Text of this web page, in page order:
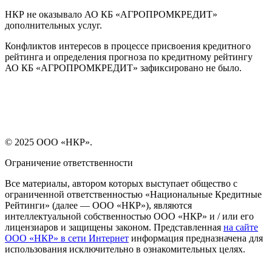
НКР не оказывало АО КБ «АГРОПРОМКРЕДИТ»
дополнительных услуг.
Конфликтов интересов в процессе присвоения кредитного
рейтинга и определения прогноза по кредитному рейтингу
АО КБ «АГРОПРОМКРЕДИТ» зафиксировано не было.
© 2025 ООО «НКР».
Ограничение ответственности
Все материалы, автором которых выступает общество с
ограниченной ответственностью «Национальные Кредитные
Рейтинги» (далее — ООО «НКР»), являются
интеллектуальной собственностью ООО «НКР» и / или его
лицензиаров и защищены законом. Представленная на сайте
ООО «НКР» в сети Интернет информация предназначена для
использования исключительно в ознакомительных целях.